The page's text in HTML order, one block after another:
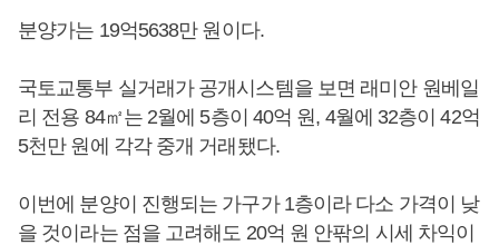
분양가는 19억5638만 원이다.
국토교통부 실거래가 공개시스템을 보면 래미안 원베일
리 전용 84㎡는 2월에 5층이 40억 원, 4월에 32층이 42억
5천만 원에 각각 중개 거래됐다.
이번에 분양이 진행되는 가구가 1층이라 다소 가격이 낮
을 것이라는 점을 고려해도 20억 원 안팎의 시세 차익이